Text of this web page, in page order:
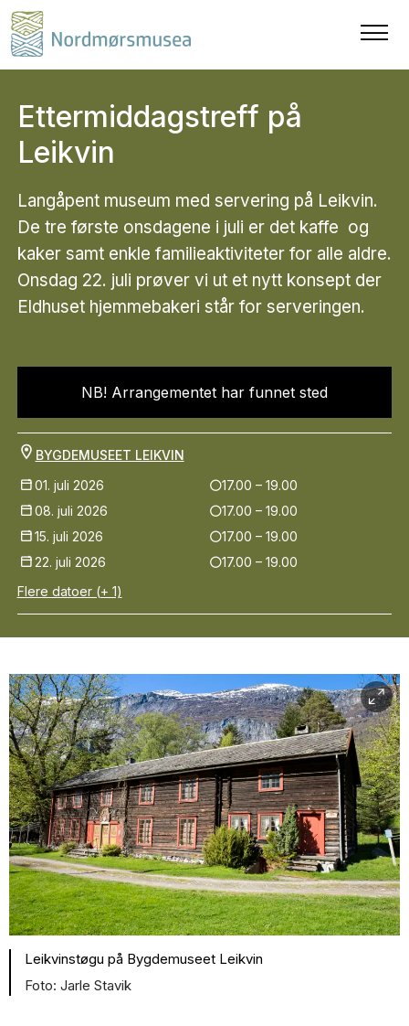
Ettermiddagstreff på
Leikvin
Langåpent museum med servering på Leikvin.
De tre første onsdagene i juli er det kaffe og
kaker samt enkle familieaktiviteter for alle aldre.
Onsdag 22. juli prøver vi ut et nytt konsept der
Eldhuset hjemmebakeri står for serveringen.
NB! Arrangementet har funnet sted
BYGDEMUSEET LEIKVIN
01. juli 2026
17.00 – 19.00
08. juli 2026
17.00 – 19.00
15. juli 2026
17.00 – 19.00
22. juli 2026
17.00 – 19.00
Flere datoer (+ 1)
Leikvinstøgu på Bygdemuseet Leikvin
Jarle Stavik